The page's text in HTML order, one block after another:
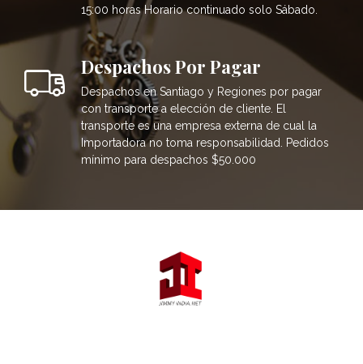
15:00 horas Horario continuado solo Sábado.
Despachos Por Pagar
Despachos en Santiago y Regiones por pagar
con transporte a elección de cliente. El
transporte es una empresa externa de cual la
Importadora no toma responsabilidad. Pedidos
mínimo para despachos $50.000